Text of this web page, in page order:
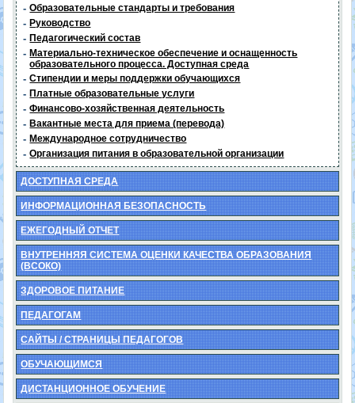
- Образовательные стандарты и требования
- Руководство
- Педагогический состав
- Материально-техническое обеспечение и оснащенность
образовательного процесса. Доступная среда
- Стипендии и меры поддержки обучающихся
- Платные образовательные услуги
- Финансово-хозяйственная деятельность
- Вакантные места для приема (перевода)
- Международное сотрудничество
- Организация питания в образовательной организации
ДОСТУПНАЯ СРЕДА
ИНФОРМАЦИОННАЯ БЕЗОПАСНОСТЬ
ЕЖЕГОДНЫЙ ОТЧЕТ
ВНУТРЕННЯЯ СИСТЕМА ОЦЕНКИ КАЧЕСТВА ОБРАЗОВАНИЯ
(ВСОКО)
ЗДОРОВОЕ ПИТАНИЕ
ПЕДАГОГАМ
САЙТЫ / СТРАНИЦЫ ПЕДАГОГОВ
ОБУЧАЮЩИМСЯ
ДИСТАНЦИОННОЕ ОБУЧЕНИЕ